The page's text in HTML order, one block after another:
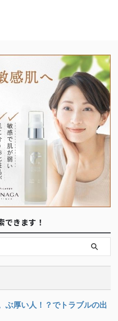
できます！
ぶ厚い人！？でトラブルの出